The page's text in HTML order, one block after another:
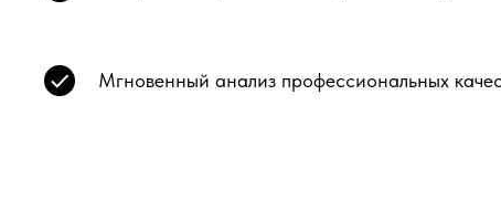
Мгновенный анализ профессиональных